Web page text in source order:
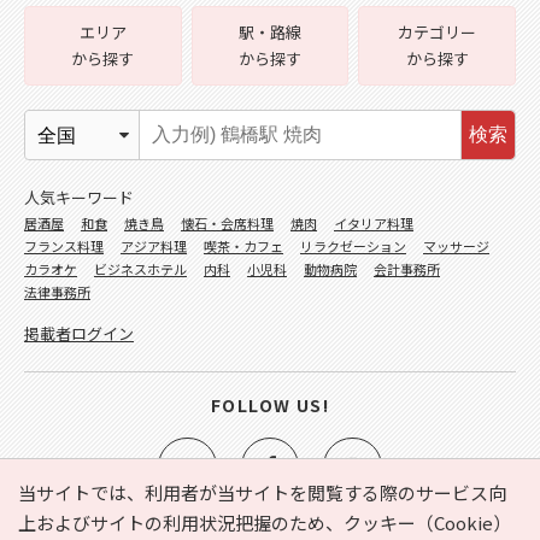
当サイトでは、利用者が当サイトを閲覧する際のサービス向
上およびサイトの利用状況把握のため、クッキー（Cookie）
エリア
から探す
駅・路線
から探す
カテゴリー
から探す
検索
人気キーワード
居酒屋 和食 焼き鳥 懐石・会席料理 焼肉
イタリア料理
フランス料理
アジア料理 喫茶・カフェ リラクゼーション
マッサージ
カラオケ
ビジネスホテル 内科 小児科 動物病院
会計事務所
法律事務所
掲載者ログイン
FOLLOW US!